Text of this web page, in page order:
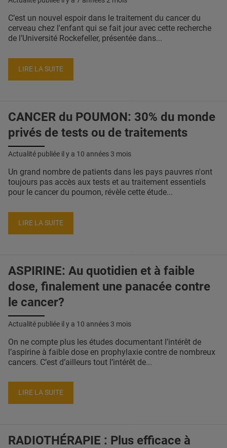
C’est un nouvel espoir dans le traitement du cancer du
cerveau chez l'enfant qui se fait jour avec cette recherche
de l’Université Rockefeller, présentée dans...
LIRE LA SUITE
CANCER du POUMON: 30% du monde
privés de tests ou de traitements
Actualité publiée il y a 10 années 3 mois
Un grand nombre de patients dans les pays pauvres n'ont
toujours pas accès aux tests et au traitement essentiels
pour le cancer du poumon, révèle cette étude...
LIRE LA SUITE
ASPIRINE: Au quotidien et à faible
dose, finalement une panacée contre
le cancer?
Actualité publiée il y a 10 années 3 mois
On ne compte plus les études documentant l’intérêt de
l’aspirine à faible dose en prophylaxie contre de nombreux
cancers. C’est d’ailleurs tout l’intérêt de...
LIRE LA SUITE
RADIOTHÉRAPIE : Plus efficace à